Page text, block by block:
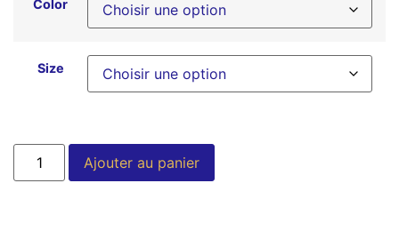
Color
Size
Ajouter au panier